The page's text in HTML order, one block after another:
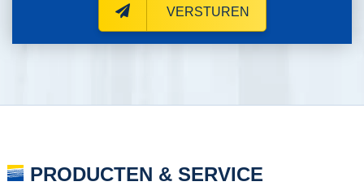
VERSTUREN
PRODUCTEN & SERVICE